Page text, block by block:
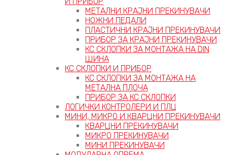
МЕТАЛНИ КРАЈНИ ПРЕКИНУВАЧИ
НОЖНИ ПЕДАЛИ
ПЛАСТИЧНИ КРАЈНИ ПРЕКИНУВАЧИ
ПРИБОР ЗА КРАЈНИ ПРЕКИНУВАЧИ
КС СКЛОПКИ ЗА МОНТАЖА НА DIN
ШИНА
КС СКЛОПКИ И ПРИБОР
КС СКЛОПКИ ЗА МОНТАЖА НА
МЕТАЛНА ПЛОЧА
ПРИБОР ЗА КС СКЛОПКИ
ЛОГИЧКИ КОНТРОЛЕРИ И ПЛЦ
МИНИ, МИКРО И КВАРЦНИ ПРЕКИНУВАЧИ
КВАРЦНИ ПРЕКИНУВАЧИ
МИКРО ПРЕКИНУВАЧИ
МИНИ ПРЕКИНУВАЧИ